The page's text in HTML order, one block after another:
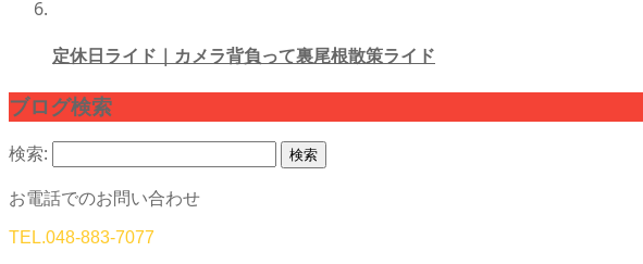
定休日ライド｜カメラ背負って裏尾根散策ライド
ブログ検索
検索:
お電話でのお問い合わせ
TEL.048-883-7077